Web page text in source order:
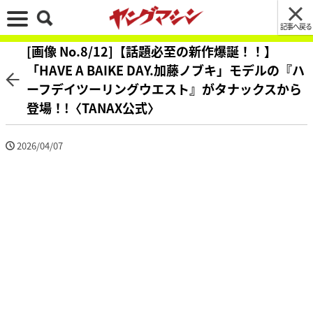
記事へ戻る
[画像 No.8/12]【話題必至の新作爆誕！！】
「HAVE A BAIKE DAY.加藤ノブキ」モデルの『ハ
ーフデイツーリングウエスト』がタナックスから
登場！!〈TANAX公式〉
2026/04/07